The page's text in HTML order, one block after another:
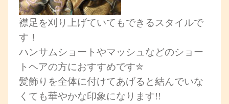
襟足を刈り上げていてもできるスタイルで
す！
ハンサムショートやマッシュなどのショー
トヘアの方におすすめです✮
髪飾りを全体に付けてあげると結んでいな
くても華やかな印象になります!!